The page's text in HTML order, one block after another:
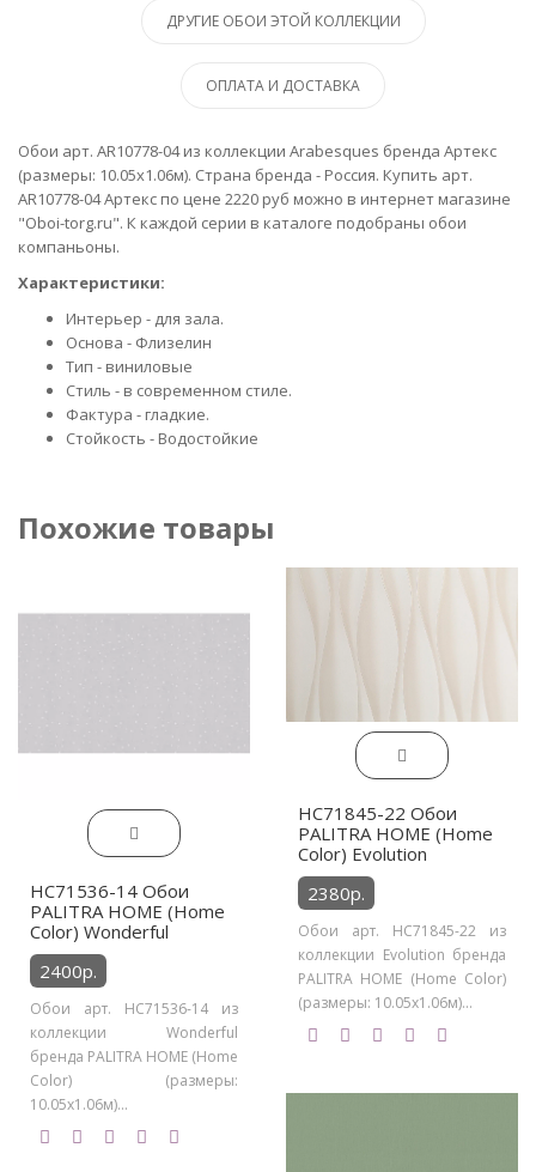
ДРУГИЕ ОБОИ ЭТОЙ КОЛЛЕКЦИИ
ОПЛАТА И ДОСТАВКА
Обои арт. AR10778-04 из коллекции Arabesques бренда Артекс
(размеры: 10.05х1.06м). Страна бренда - Россия. Купить арт.
AR10778-04 Артекс по цене 2220 руб можно в интернет магазине
"Oboi-torg.ru". К каждой серии в каталоге подобраны обои
компаньоны.
Характеристики:
Интерьер - для зала.
Основа - Флизелин
Тип - виниловые
Стиль - в современном стиле.
Фактура - гладкие.
Стойкость - Водостойкие
Похожие товары
HC71536-14 Обои
PALITRA HOME (Home
Color) Wonderful
2400р.
Обои арт. HC71536-14 из
коллекции Wonderful
бренда PALITRA HOME (Home
Color) (размеры:
10.05х1.06м)...
HC71845-22 Обои
PALITRA HOME (Home
Color) Evolution
2380р.
Обои арт. HC71845-22 из
коллекции Evolution бренда
PALITRA HOME (Home Color)
(размеры: 10.05х1.06м)...